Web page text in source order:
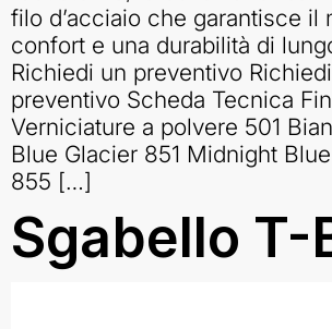
filo d’acciaio che garantisce il
confort e una durabilità di
Richiedi un preventivo
preventivo Scheda Tecnica
Verniciature a polvere 501
Blue Glacier 851 Midnight
855 […]
Sgabello T-